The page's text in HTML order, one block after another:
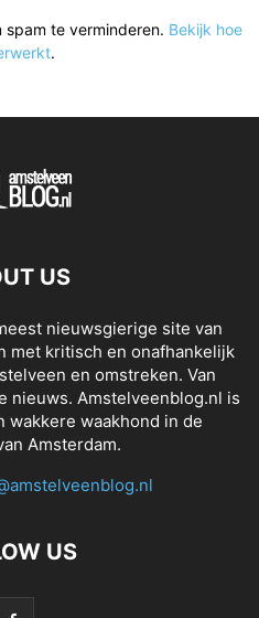
te verminderen. Bekijk hoe
.
US
nieuwsgierige site van
met kritisch en onafhankelijk
en omstreken. Van
nieuws. Amstelveenblog.nl is
wakkere waakhond in de
Amsterdam.
US